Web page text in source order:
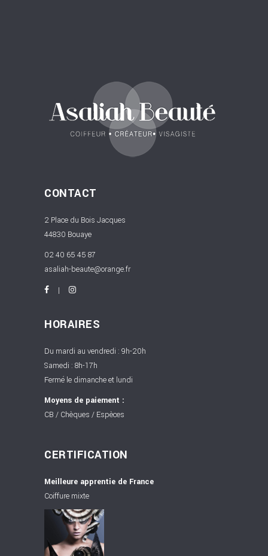
CONTACT
2 Place du Bois Jacques
44830 Bouaye
02 40 65 45 87
asaliah-beaute@orange.fr
HORAIRES
Du mardi au vendredi : 9h-20h
Samedi : 8h-17h
Fermé le dimanche et lundi
Moyens de paiement :
CB / Chèques / Espèces
CERTIFICATION
Meilleure apprentie de France
Coiffure mixte